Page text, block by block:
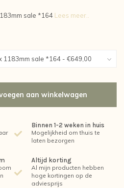
sale *164 Lees meer..
aan winkelwagen
Binnen 1-2 weken in huis
Mogelijkheid om thuis te
laten bezorgen
Altijd korting
Al mijn producten hebben
hoge kortingen op de
adviesprijs